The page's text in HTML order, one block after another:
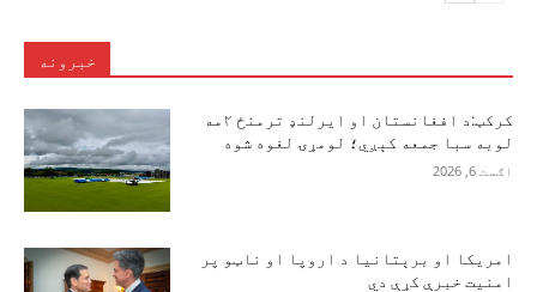
خبرونه
کرکټ:د افغانستان او ایرلنډ ترمنځ ۲مه
لوبه سبا جمعه کېږي؛ لومړۍ لغوه شوه
اګست 6, 2026
امریکا او برېتانیا د اروپا او ناټو پر
امنیت خبرې کړې دي